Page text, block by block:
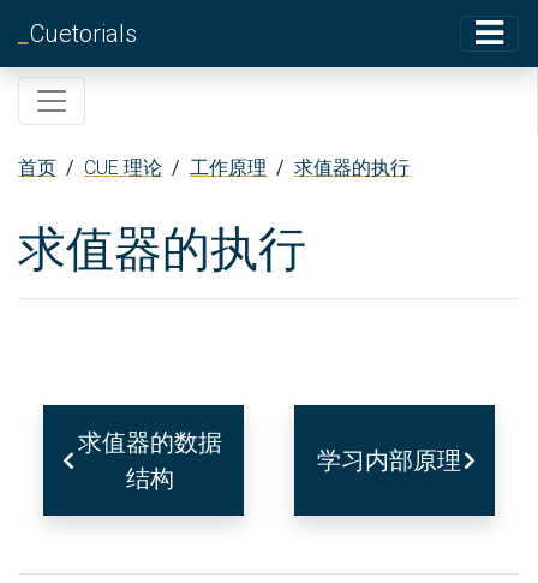
Cuetorials
首页 / CUE 理论 / 工作原理 / 求值器的执行
求值器的执行
求值器的数据
结构
学习内部原理